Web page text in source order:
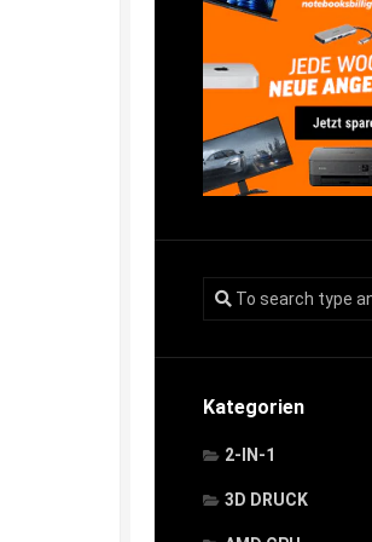
Kategorien
2-IN-1
3D DRUCK